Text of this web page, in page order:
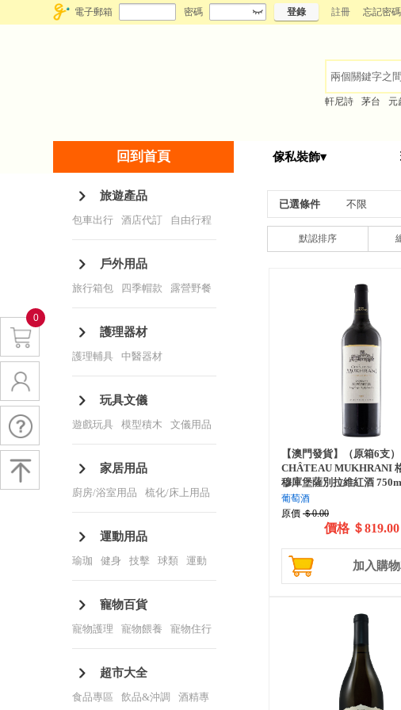
電子郵箱 密碼 登錄 註冊 忘記密碼
軒尼詩 茅台 元
傢私裝飾▾
回到首頁
旅遊產品
包車出行 酒店代訂 自由行程
戶外用品
旅行箱包 四季帽款
露營野餐
/ 一次性用品 / 戶外裝備
護理器材
護理輔具 中醫器材
玩具文儀
遊戲玩具 模型積木
文儀用品
/ 打印耗材 / 3D打印及耗材 / 包
裝耗材家居用品
廚房/浴室用品
梳化/床上用品
/ 收納/展示 / 手套/清潔 / 香薰/
蠟燭
運動用品
瑜珈 健身 技擊 球類
運動
衫褲
寵物百貨
寵物護理 寵物餵養
寵物住行
/ 寵物玩具 / 寵物食品 / 寵物保
健
超市大全
食品專區 飲品&沖調 酒精專
已選條件 不限
默認排序
【澳門發貨】（原箱6支）
CHÂTEAU MUKHRANI
穆庫堡薩別拉維紅酒
葡萄酒
原價 ＄0.00
價格 ＄819.00
加入購
0